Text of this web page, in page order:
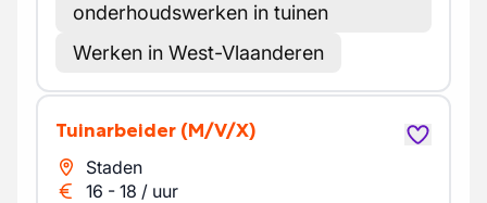
onderhoudswerken in tuinen
Werken in West-Vlaanderen
Tuinarbeider (M/V/X)
Staden
16 - 18 / uur